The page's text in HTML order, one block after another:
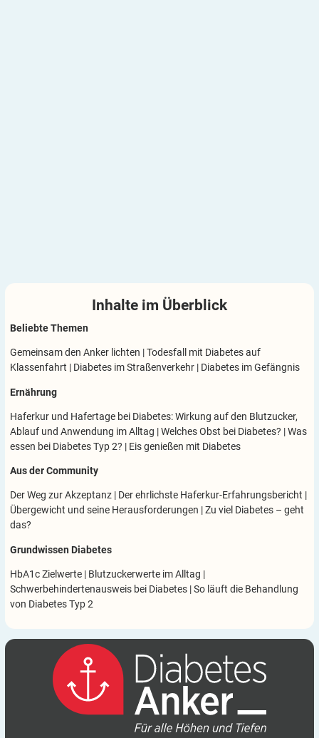
Inhalte im Überblick
Beliebte Themen
Gemeinsam den Anker lichten |Todesfall mit Diabetes auf
Klassenfahrt | Diabetes im Straßenverkehr | Diabetes im Gefängnis
Ernährung
Haferkur und Hafertage bei Diabetes: Wirkung auf den Blutzucker,
Ablauf und Anwendung im Alltag |Welches Obst bei Diabetes? |Was
essen bei Diabetes Typ 2? | Eis genießen mit Diabetes
Aus der Community
Der Weg zur Akzeptanz | Der ehrlichste Haferkur-Erfahrungsbericht |
Übergewicht und seine Herausforderungen |Zu viel Diabetes – geht
das?
Grundwissen Diabetes
HbA1c Zielwerte | Blutzuckerwerte im Alltag |
Schwerbehindertenausweis bei Diabetes |So läuft die Behandlung
von Diabetes Typ 2